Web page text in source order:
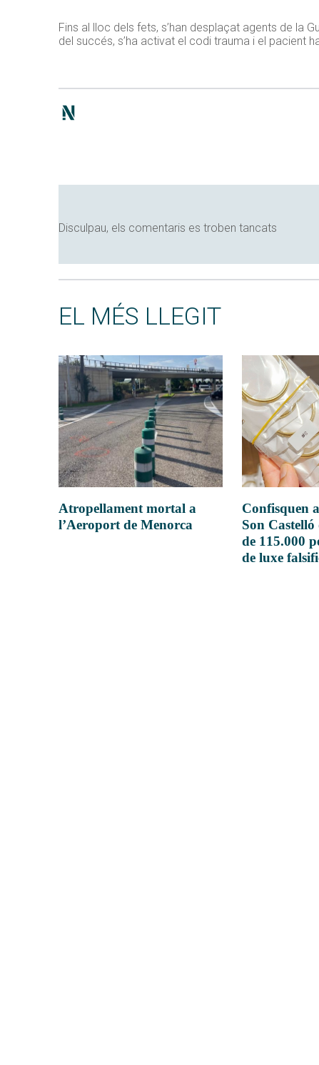
Fins al lloc dels fets, s’han desplaçat agents de la
del succés, s’ha activat el codi trauma i el pacient
Disculpau, els comentaris es troben tancats
EL MÉS LLEGIT
Atropellament mortal a
l’Aeroport de Menorca
Confisquen
Son Castelló
de 115.000
de luxe